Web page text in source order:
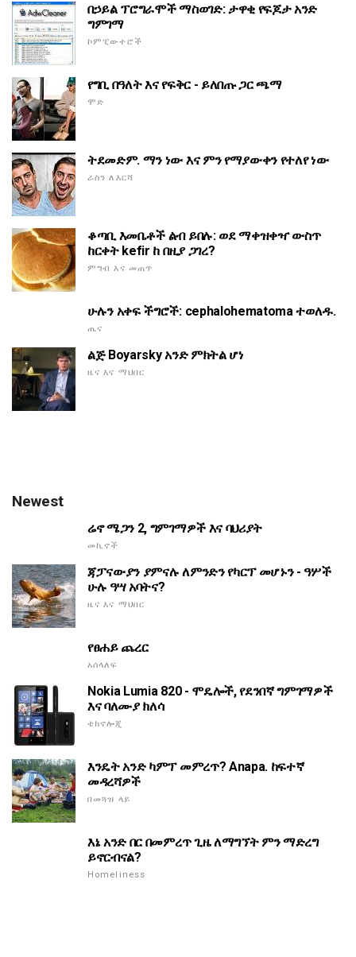
በኃይል ፕሮግራሞች ማስወገድ: ታዋቂ የፍጆታ አንድ
ግምገማ
ኮምፒውተሮች
የግቢ በዓለት እና የፍቅር - ይለበጡ ጋር ጫማ
ሞድ
ትደመድም. ማን ነው እና ምን የማያውቀን የተለየ ነው
ራስን ለእርሻ
ቆጣቢ እመቤቶች ልብ ይበሉ: ወደ ማቀዝቀዣ ውስጥ
ከርቀት kefir ከ በዚያ ጋገረ?
ምግብ እና መጠጥ
ሁሉን አቀፍ ችግሮች: cephalohematoma ተወለዱ.
ጤና
ልጅ Boyarsky አንድ ምክትል ሆነ
ዜና እና ማህበር
Newest
ሬኖ ሜጋን 2, ግምገማዎች እና ባህሪያት
መኪኖች
ጃፓናውያን ያምናሉ ለምንድን የካርፕ መሆኑን - ዓሦች
ሁሉ ዓሣ አባትና?
ዜና እና ማህበር
የፀሐይ ጨረር
አሰላለፍ
Nokia Lumia 820 - ሞዴሎች, የደንበኛ ግምገማዎች
እና ባለሙያ ክለሳ
ቴክኖሎጂ
እንዴት አንድ ካምፕ መምረጥ? Anapa. ከፍተኛ
መዳረሻዎች
በመጓዝ ላይ
እኔ አንድ በር በመምረጥ ጊዜ ለማግኘት ምን ማድረግ
ይኖርብናል?
Homeliness